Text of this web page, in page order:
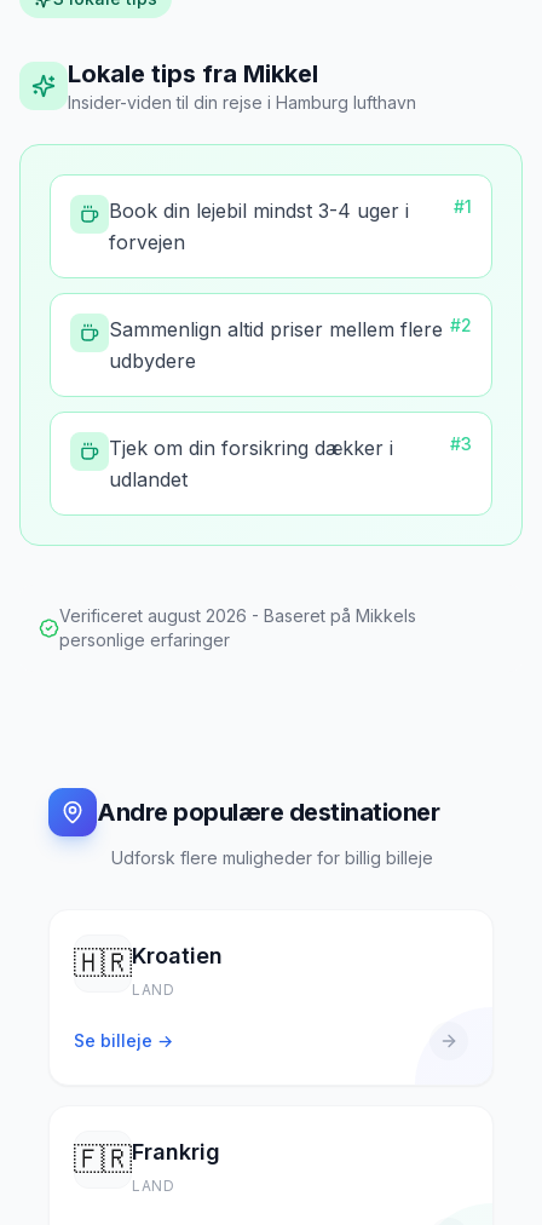
Lokale tips fra Mikkel
Insider-viden til din rejse i Hamburg lufthavn
Book din lejebil mindst 3-4 uger i
forvejen
#1
Sammenlign altid priser mellem flere
udbydere
#2
Tjek om din forsikring dækker i
udlandet
#3
Verificeret august 2026 - Baseret på Mikkels
personlige erfaringer
Andre populære destinationer
Udforsk flere muligheder for billig billeje
🇭🇷Kroatien
LAND
Se billeje →
🇫🇷Frankrig
LAND